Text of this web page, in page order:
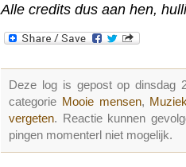
Alle credits dus aan hen,
Deze log is gepost op dinsdag
categorie Mooie mensen,
vergeten. Reactie kunnen
pingen momenterl niet mogelijk.